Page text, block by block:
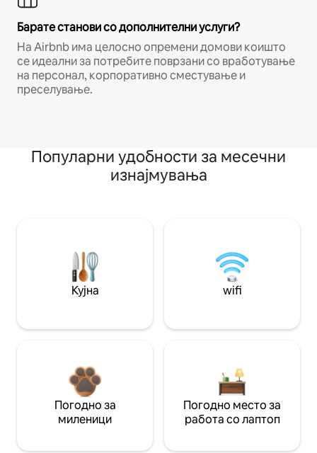
Барате станови со дополнителни услуги?
На Airbnb има целосно опремени домови коишто
се идеални за потребите поврзани со вработување
на персонал, корпоративно сместување и
преселување.
Популарни удобности за месечни
изнајмувања
Кујна wifi
Погодно за
миленици
Погодно место за
работа со лаптоп